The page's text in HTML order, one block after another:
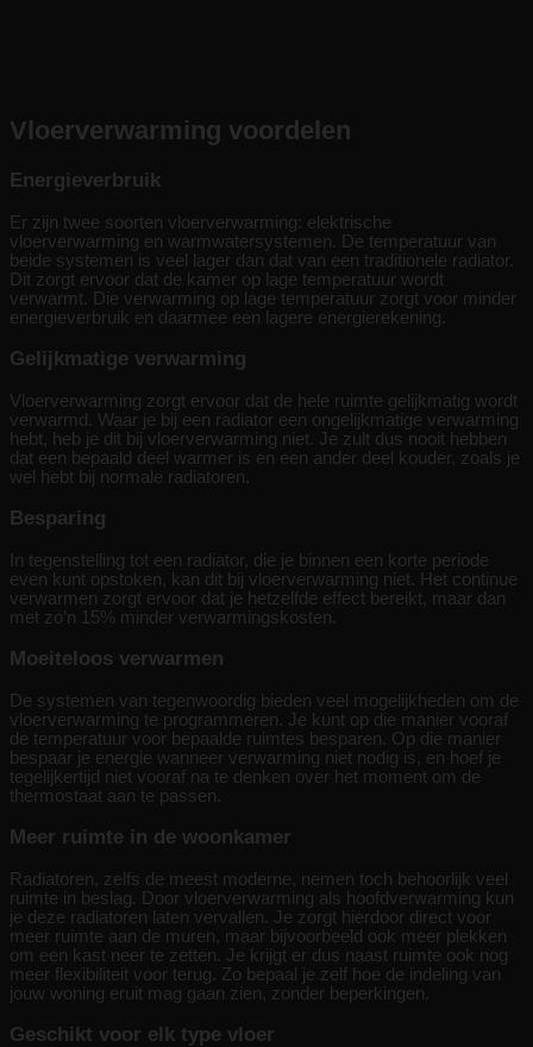
Vloerverwarming voordelen
Energieverbruik
Er zijn twee soorten vloerverwarming: elektrische
vloerverwarming en warmwatersystemen. De temperatuur van
beide systemen is veel lager dan dat van een traditionele radiator.
Dit zorgt ervoor dat de kamer op lage temperatuur wordt
verwarmt. Die verwarming op lage temperatuur zorgt voor minder
energieverbruik en daarmee een lagere energierekening.
Gelijkmatige verwarming
Vloerverwarming zorgt ervoor dat de hele ruimte gelijkmatig wordt
verwarmd. Waar je bij een radiator een ongelijkmatige verwarming
hebt, heb je dit bij vloerverwarming niet. Je zult dus nooit hebben
dat een bepaald deel warmer is en een ander deel kouder, zoals je
wel hebt bij normale radiatoren.
Besparing
In tegenstelling tot een radiator, die je binnen een korte periode
even kunt opstoken, kan dit bij vloerverwarming niet. Het continue
verwarmen zorgt ervoor dat je hetzelfde effect bereikt, maar dan
met zo’n 15% minder verwarmingskosten.
Moeiteloos verwarmen
De systemen van tegenwoordig bieden veel mogelijkheden om de
vloerverwarming te programmeren. Je kunt op die manier vooraf
de temperatuur voor bepaalde ruimtes besparen. Op die manier
bespaar je energie wanneer verwarming niet nodig is, en hoef je
tegelijkertijd niet vooraf na te denken over het moment om de
thermostaat aan te passen.
Meer ruimte in de woonkamer
Radiatoren, zelfs de meest moderne, nemen toch behoorlijk veel
ruimte in beslag. Door vloerverwarming als hoofdverwarming kun
je deze radiatoren laten vervallen. Je zorgt hierdoor direct voor
meer ruimte aan de muren, maar bijvoorbeeld ook meer plekken
om een kast neer te zetten. Je krijgt er dus naast ruimte ook nog
meer flexibiliteit voor terug. Zo bepaal je zelf hoe de indeling van
jouw woning eruit mag gaan zien, zonder beperkingen.
Geschikt voor elk type vloer